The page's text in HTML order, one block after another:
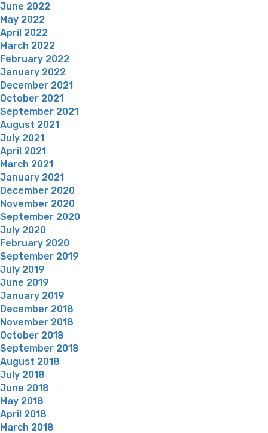
June 2022
May 2022
April 2022
March 2022
February 2022
January 2022
December 2021
October 2021
September 2021
August 2021
July 2021
April 2021
March 2021
January 2021
December 2020
November 2020
September 2020
July 2020
February 2020
September 2019
July 2019
June 2019
January 2019
December 2018
November 2018
October 2018
September 2018
August 2018
July 2018
June 2018
May 2018
April 2018
March 2018